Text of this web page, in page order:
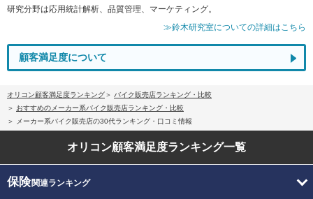
研究分野は応用統計解析、品質管理、マーケティング。
≫鈴木研究室についての詳細はこちら
顧客満足度について
オリコン顧客満足度ランキング
バイク販売店ランキング・比較
おすすめのメーカー系バイク販売店ランキング・比較
メーカー系バイク販売店の30代ランキング・口コミ情報
オリコン顧客満足度ランキング一覧
保険関連ランキング